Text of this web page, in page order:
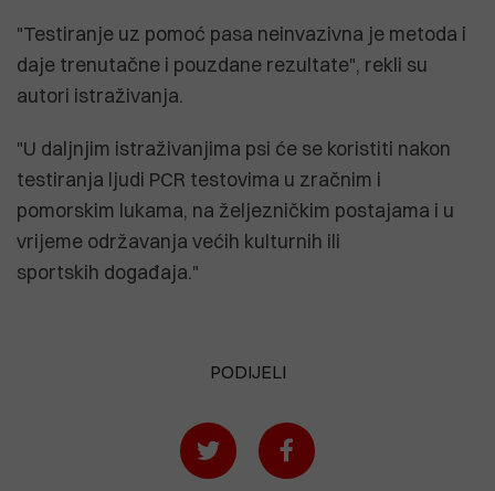
"Testiranje uz pomoć pasa neinvazivna je metoda i
daje trenutačne i pouzdane rezultate", rekli su
autori istraživanja.
"U daljnjim istraživanjima psi će se koristiti nakon
testiranja ljudi PCR testovima u zračnim i
pomorskim lukama, na željezničkim postajama i u
vrijeme održavanja većih kulturnih ili
sportskih događaja."
PODIJELI